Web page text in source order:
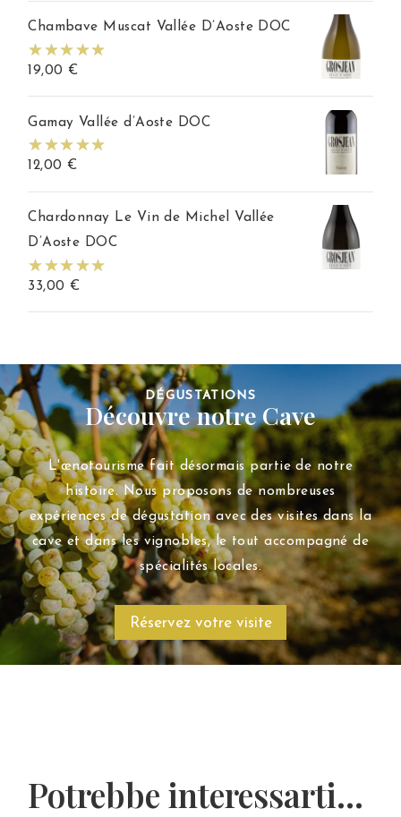
Chambave Muscat Vallée D’Aoste DOC
19,00 €
Gamay Vallée d’Aoste DOC
12,00 €
Chardonnay Le Vin de Michel Vallée
D’Aoste DOC
33,00 €
DÉGUSTATIONS
Découvre notre Cave
L'œnotourisme fait désormais partie de notre
histoire. Nous proposons de nombreuses
expériences de dégustation avec des visites dans la
cave et dans les vignobles, le tout accompagné de
spécialités locales.
Réservez votre visite
Potrebbe interessarti...